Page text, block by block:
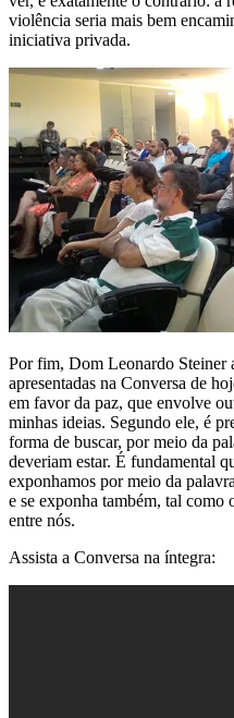
violência seria mais bem
iniciativa privada.
Por fim, Dom Leonardo Steiner
apresentadas na Conversa de
em favor da paz, que envolve
minhas ideias. Segundo ele, é
forma de buscar, por meio da
deveriam estar. É fundamental
exponhamos por meio da
e se exponha também, tal como
entre nós.
Assista a Conversa na íntegra: